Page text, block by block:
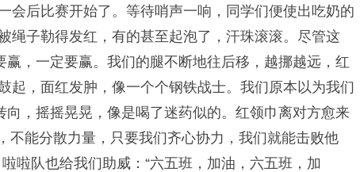
会后比赛开始了。等待哨声一响，同学们便使出吃奶的
绳子勒得发红，有的甚至起泡了，汗珠滚滚。尽管这
，一定要赢。我们的腿不断地往后移，越挪越远，红
，面红发肿，像一个个钢铁战士。我们原本以为我们
，摇摇晃晃，像是喝了迷药似的。红领巾离对方愈来
不能分散力量，只要我们齐心协力，我们就能击败他
啦队也给我们助威：“六五班，加油，六五班，加